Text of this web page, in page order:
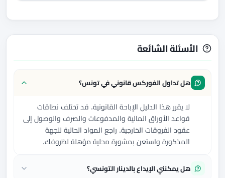
الأسئلة الشائعة
هل تداول الفوركس قانوني في تونس؟
لا يقرر هذا الدليل الإباحة القانونية. قد تختلف نطاقات
قواعد الأوراق المالية والمدفوعات والصرف والوصول إلى
عقود الفروقات الخارجية. راجع المواد الحالية للجهة
المذكورة واستعن بمشورة محلية مؤهلة لظروفك.
هل يمكنني الإيداع بالدينار التونسي؟